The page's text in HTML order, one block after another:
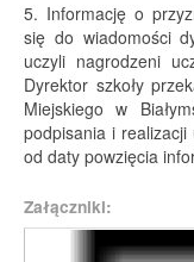
5. Informację o
się do wiadomości
uczyli nagrodzeni
Dyrektor szkoły
Miejskiego w
podpisania i
od daty powzięcia
Załączniki: